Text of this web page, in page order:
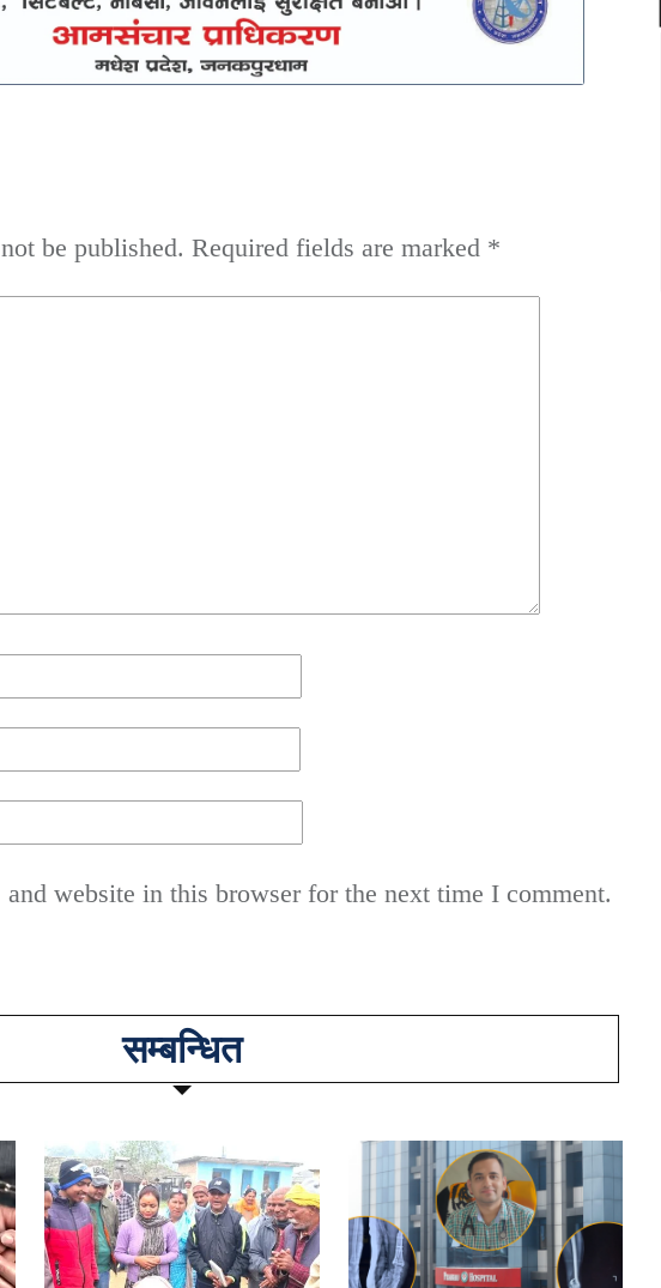
be published. Required fields are marked *
and website in this browser for the next time I comment.
सम्बन्धित